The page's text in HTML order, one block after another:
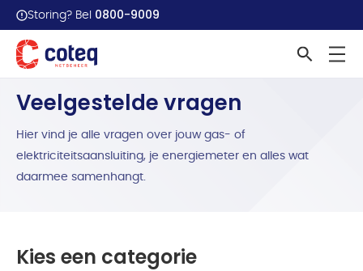
Storing? Bel 0800-9009
Home Veelgestelde vragen
Veelgestelde vragen
Hier vind je alle vragen over jouw gas- of
elektriciteitsaansluiting, je energiemeter en alles wat
daarmee samenhangt.
Kies een categorie